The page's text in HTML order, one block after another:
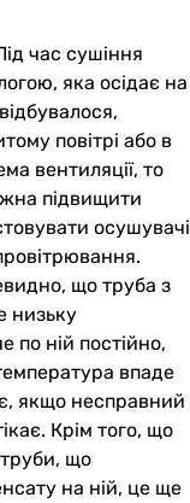
час сушіння
яка осідає на
повітрі або в
вентиляції, то
підвищити
осушувачі
що труба з
низьку
по ній постійно,
впаде
якщо несправний
Крім того, що
що
на ній, це ще